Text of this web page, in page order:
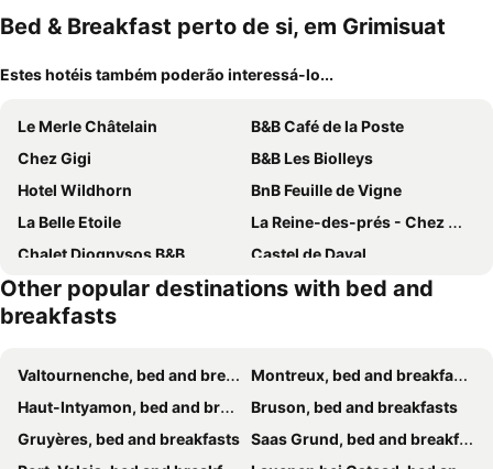
Bed & Breakfast perto de si, em Grimisuat
Estes hotéis também poderão interessá-lo...
Le Merle Châtelain
B&B Café de la Poste
Chez Gigi
B&B Les Biolleys
Hotel Wildhorn
BnB Feuille de Vigne
La Belle Etoile
La Reine-des-prés - Chez Myriam Miam Miam
Chalet Diognysos B&B
Castel de Daval
La Tzavane
B&B Panorama
Other popular destinations with bed and
breakfasts
Valtournenche, bed and breakfasts
Montreux, bed and breakfasts
Haut-Intyamon, bed and breakfasts
Bruson, bed and breakfasts
Gruyères, bed and breakfasts Saas Grund, bed and breakfasts